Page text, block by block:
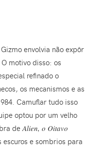
envolvia não expôr
motivo disso: os
refinado o
os mecanismos e as
Camuflar tudo isso
optou por um velho
deAlien, o Oitavo
e sombrios para